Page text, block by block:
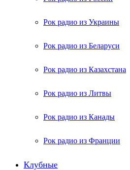
Рок радио из Украины
Рок радио из Беларуси
Рок радио из Казахстана
Рок радио из Литвы
Рок радио из Канады
Рок радио из Франции
Клубные